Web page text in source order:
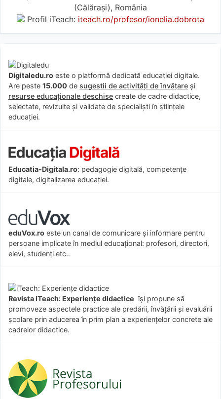
(Călărași), România
Profil iTeach: iteach.ro/profesor/ionelia.dobrota
Digitaledu.ro este o platformă dedicată educației digitale.
Are peste 15.000 de sugestii de activități de învățare și
resurse educaționale deschise create de cadre didactice,
selectate, revizuite și validate de specialiști în științele
educației.
Educatia-Digitala.ro: pedagogie digitală, competențe
digitale, digitalizarea educației.
eduVox.ro este un canal de comunicare și informare pentru
persoane implicate în mediul educațional: profesori, directori,
elevi, studenți etc..
Revista iTeach: Experienţe didactice îşi propune să
promoveze aspectele practice ale predării, învăţării şi evaluării
şcolare prin aducerea în prim plan a experienţelor concrete ale
cadrelor didactice.